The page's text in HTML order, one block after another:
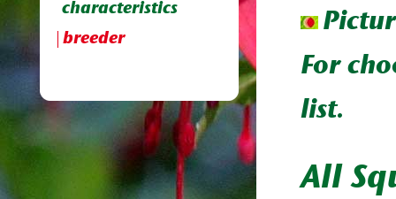
characteristics
breeder
For
list.
All